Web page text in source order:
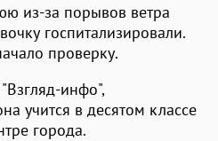
из-за порывов ветра
госпитализировали.
проверку.
инфо",
учится в десятом классе
города.